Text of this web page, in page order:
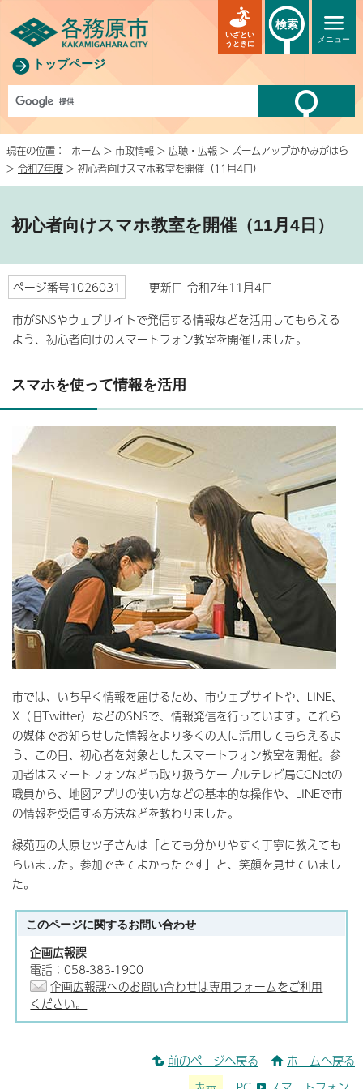
トップページ
メニュー
いざとい
うときに
検索
現在の位置： ホーム > 市政情報 > 広聴・広報 > ズームアップかかみがはら
> 令和7年度 > 初心者向けスマホ教室を開催（11月4日）
初心者向けスマホ教室を開催（11月4日）
ページ番号1026031
更新日 令和7年11月4日
市がSNSやウェブサイトで発信する情報などを活用してもらえる
よう、初心者向けのスマートフォン教室を開催しました。
スマホを使って情報を活用
市では、いち早く情報を届けるため、市ウェブサイトや、LINE、
X（旧Twitter）などのSNSで、情報発信を行っています。これら
の媒体でお知らせした情報をより多くの人に活用してもらえるよ
う、この日、初心者を対象としたスマートフォン教室を開催。参
加者はスマートフォンなども取り扱うケーブルテレビ局CCNetの
職員から、地図アプリの使い方などの基本的な操作や、LINEで市
の情報を受信する方法などを教わりました。
緑苑西の大原セツ子さんは「とても分かりやすく丁寧に教えても
らいました。参加できてよかったです」と、笑顔を見せていまし
た。
このページに関するお問い合わせ
企画広報課
電話：058-383-1900
企画広報課へのお問い合わせは専用フォームをご利用
ください。
前のページへ戻る ホームへ戻る